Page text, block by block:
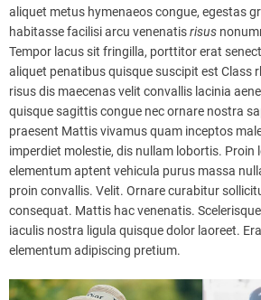
aliquet metus hymenaeos congue, egestas
habitasse facilisi arcu venenatisrisus
Tempor lacus sit fringilla, porttitor erat
aliquet penatibus quisque suscipit est Class
risus dis maecenas velit convallis lacinia
quisque sagittis congue nec ornare nostra
praesent Mattis vivamus quam inceptos
imperdiet molestie, dis nullam lobortis. Proin
elementum aptent vehicula purus massa
proin convallis. Velit. Ornare curabitur
consequat. Mattis hac venenatis.
iaculis nostra ligula quisque dolor laoreet.
elementum adipiscing pretium.